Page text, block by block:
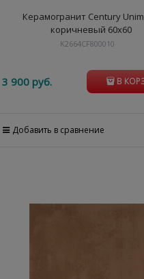
Керамогранит Century
коричневый 60х60
K2664CF800010
3 900 руб. В
Добавить в сравнение